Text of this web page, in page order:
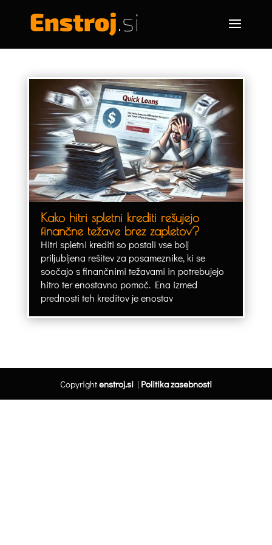
Kako hitri spletni krediti rešujejo
finančne težave brez zapletov?
Hitri spletni krediti so postali vse bolj
priljubljena rešitev za posameznike, ki se
soočajo s finančnimi težavami in potrebujejo
hitro ter enostavno pomoč. Ena izmed
prednosti teh kreditov je enostav
Copyrightenstroj.si| Politika zasebnosti